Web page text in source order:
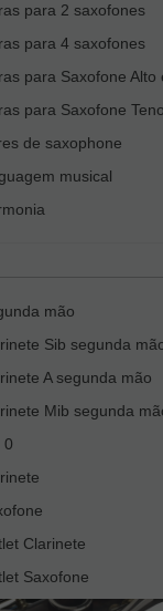
para 2 saxofones
para 4 saxofones
para Saxofone Alto
para Saxofone
de saxophone
musical
mão
Sib segunda
A segunda mão
Mib segunda
0
Clarinete
Saxofone